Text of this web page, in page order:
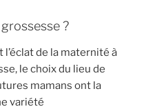
?
de la maternité à
le choix du lieu de
mamans ont la
variété